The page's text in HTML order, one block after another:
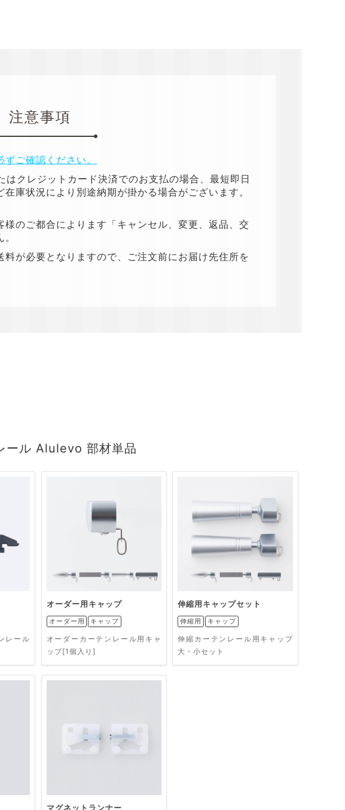
注意事項
ご確認ください。
はクレジットカード決済でのお支払の場合、最短即日
庫状況により別途納期が掛かる場合がございます。
のご都合によります「キャンセル、変更、返品、交
が必要となりますので、ご注文前にお届け先住所を
ール Alulevo 部材単品
レール
オーダー用キャップ
オーダー用 キャップ
オーダーカーテンレール用キャ
ップ[1個入り]
伸縮用キャップセット
伸縮用 キャップ
伸縮カーテンレール用キャップ
大・小セット
マグネットランナー